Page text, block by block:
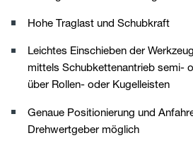
Hohe Traglast und Schubkraft
Leichtes Einschieben der
mittels Schubkettenantrieb semi-
über Rollen- oder Kugelleisten
Genaue Positionierung und
Drehwertgeber möglich